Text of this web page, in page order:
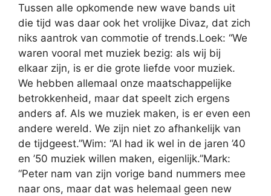
Tussen alle opkomende new wave bands uit
die tijd was daar ook het vrolijke Divaz, dat zich
niks aantrok van commotie of trends.Loek: “We
waren vooral met muziek bezig: als wij bij
elkaar zijn, is er die grote liefde voor muziek.
We hebben allemaal onze maatschappelijke
betrokkenheid, maar dat speelt zich ergens
anders af. Als we muziek maken, is er even een
andere wereld. We zijn niet zo afhankelijk van
de tijdgeest.”Wim: “Al had ik wel in de jaren ’40
en ’50 muziek willen maken, eigenlijk.”Mark:
“Peter nam van zijn vorige band nummers mee
naar ons, maar dat was helemaal geen new